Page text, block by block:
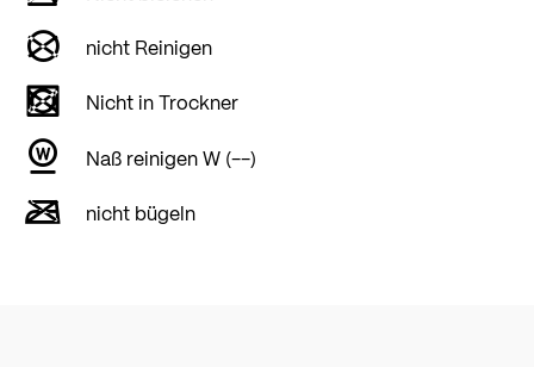
nicht Reinigen
Nicht in Trockner
Naß reinigen W (--)
nicht bügeln